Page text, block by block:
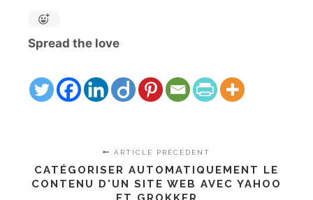
Spread the love
ARTICLE PRÉCÉDENT
CATÉGORISER AUTOMATIQUEMENT LE
CONTENU D'UN SITE WEB AVEC YAHOO